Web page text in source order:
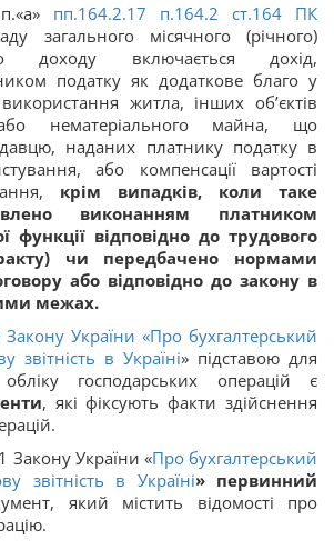
пп.164.2.17 п.164.2 ст.164 ПК
загального місячного (річного)
доходу включається дохід,
податку як додаткове благо у
використання житла, інших об’єктів
або нематеріального майна, що
наданих платнику податку в
або компенсації вартості
крім випадків, коли таке
виконанням платником
функції відповідно до трудового
чи передбачено нормами
або відповідно до закону в
межах.
України «Про бухгалтерський
звітність в Україні» підставою для
обліку господарських операцій є
, які фіксують факти здійснення
Закону України «Про бухгалтерський
звітність в Україні» первинний
який містить відомості про